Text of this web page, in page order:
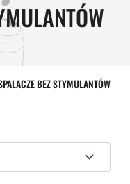
BEZ STYMULANTÓW